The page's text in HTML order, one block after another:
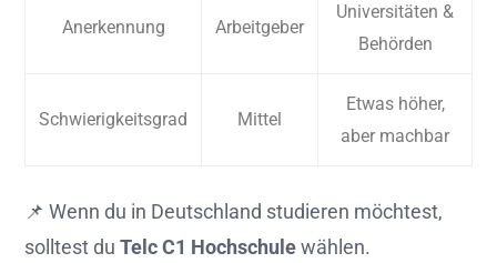
Anerkennung Arbeitgeber
Universitäten &
Behörden
Schwierigkeitsgrad Mittel
Etwas höher,
aber machbar
📌 Wenn du in Deutschland studieren möchtest,
solltest du Telc C1 Hochschulewählen.